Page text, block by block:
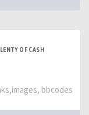
OF CASH
bbcodes